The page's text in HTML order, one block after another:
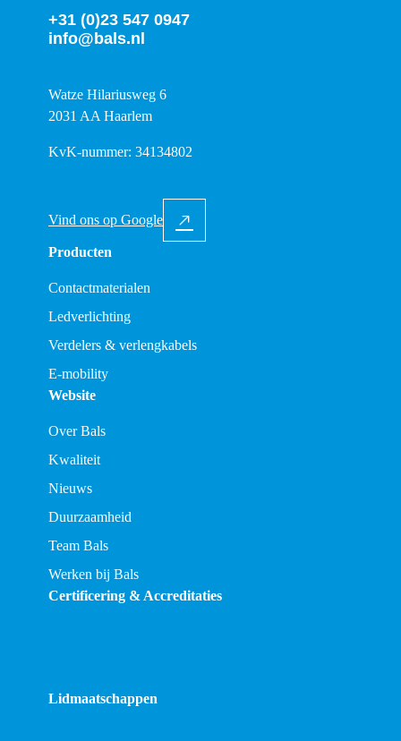
+31 (0)23 547 0947
info@bals.nl
Watze Hilariusweg 6
2031 AA Haarlem
KvK-nummer: 34134802
Vind ons op Google
Producten
Contactmaterialen
Ledverlichting
Verdelers & verlengkabels
E-mobility
Website
Over Bals
Kwaliteit
Nieuws
Duurzaamheid
Team Bals
Werken bij Bals
Certificering & Accreditaties
Lidmaatschappen